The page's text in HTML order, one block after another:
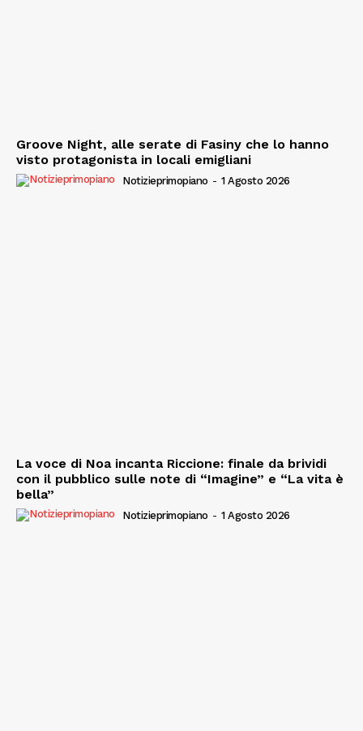
Groove Night, alle serate di Fasiny che lo hanno
visto protagonista in locali emigliani
Notizieprimopiano - 1 Agosto 2026
La voce di Noa incanta Riccione: finale da brividi
con il pubblico sulle note di “Imagine” e “La vita è
bella”
Notizieprimopiano - 1 Agosto 2026